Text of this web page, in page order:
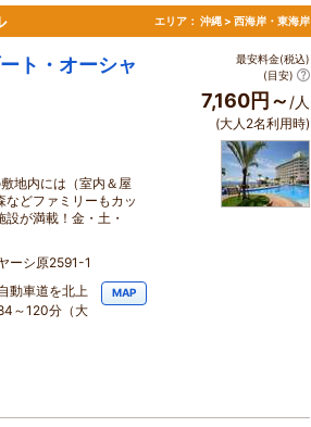
エリア： 沖縄 > 西海岸・東海岸
ト・オーシャ
地内には（室内＆屋
どファミリーもカッ
が満載！金・土・
ーシ原2591-1
動車道を北上
～120分（大
MAP
最安料金(税込)
(目安)
7,160円～ /人
(大人2名利用時)